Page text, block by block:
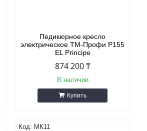
Педикюрное кресло
электрическое ТМ-Профи P155
EL Principe
874 200 ₸
В наличии
Купить
МК11